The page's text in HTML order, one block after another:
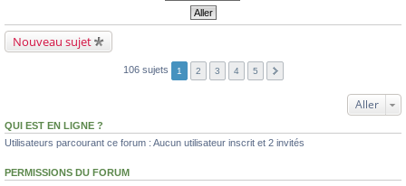
Nouveau sujet
106 sujets 1 2 3 4 5
Aller
QUI EST EN LIGNE ?
Utilisateurs parcourant ce forum : Aucun utilisateur inscrit et 2 invités
PERMISSIONS DU FORUM